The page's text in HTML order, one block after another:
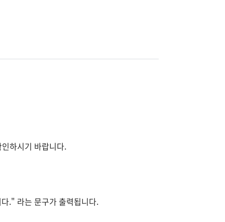
하시기 바랍니다.
." 라는 문구가 출력됩니다.